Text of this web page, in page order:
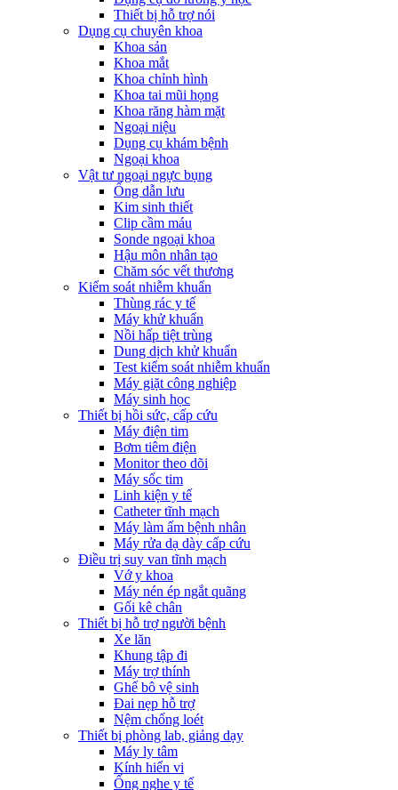
Thiết bị hỗ trợ nói
Dụng cụ chuyên khoa
Khoa sản
Khoa mắt
Khoa chỉnh hình
Khoa tai mũi họng
Khoa răng hàm mặt
Ngoại niệu
Dụng cụ khám bệnh
Ngoại khoa
Vật tư ngoại ngực bụng
Ống dẫn lưu
Kim sinh thiết
Clip cầm máu
Sonde ngoại khoa
Hậu môn nhân tạo
Chăm sóc vết thương
Kiểm soát nhiễm khuẩn
Thùng rác y tế
Máy khử khuẩn
Nồi hấp tiệt trùng
Dung dịch khử khuẩn
Test kiểm soát nhiễm khuẩn
Máy giặt công nghiệp
Máy sinh học
Thiết bị hồi sức, cấp cứu
Máy điện tim
Bơm tiêm điện
Monitor theo dõi
Máy sốc tim
Linh kiện y tế
Catheter tĩnh mạch
Máy làm ấm bệnh nhân
Máy rửa dạ dày cấp cứu
Điều trị suy van tĩnh mạch
Vớ y khoa
Máy nén ép ngắt quãng
Gối kê chân
Thiết bị hỗ trợ người bệnh
Xe lăn
Khung tập đi
Máy trợ thính
Ghế bô vệ sinh
Đai nẹp hỗ trợ
Nệm chống loét
Thiết bị phòng lab, giảng dạy
Máy ly tâm
Kính hiển vi
Ống nghe y tế